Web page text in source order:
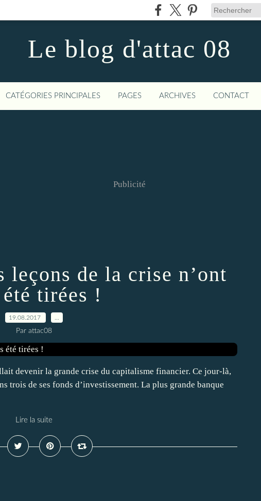
Le blog d'attac 08
CATÉGORIES PRINCIPALES PAGES ARCHIVES CONTACT
Publicité
leçons de la crise n’ont
tirées !
19.08.2017
Par attac08
devenir la grande crise du capitalisme financier. Ce jour-là,
trois de ses fonds d’investissement. La plus grande banque
Lire la suite